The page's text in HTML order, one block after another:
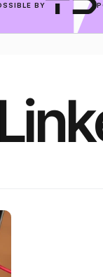
BY